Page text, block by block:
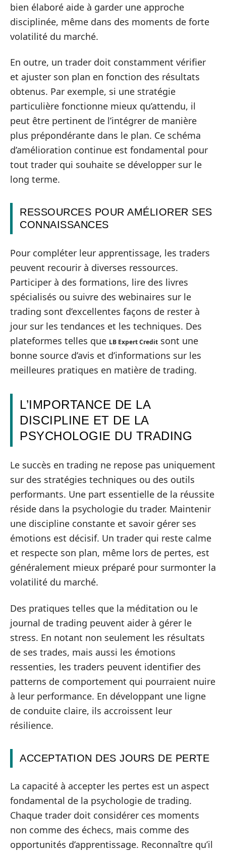
bien élaboré aide à garder une approche
disciplinée, même dans des moments de forte
volatilité du marché.
En outre, un trader doit constamment vérifier
et ajuster son plan en fonction des résultats
obtenus. Par exemple, si une stratégie
particulière fonctionne mieux qu’attendu, il
peut être pertinent de l’intégrer de manière
plus prépondérante dans le plan. Ce schéma
d’amélioration continue est fondamental pour
tout trader qui souhaite se développer sur le
long terme.
RESSOURCES POUR AMÉLIORER SES
CONNAISSANCES
Pour compléter leur apprentissage, les traders
peuvent recourir à diverses ressources.
Participer à des formations, lire des livres
spécialisés ou suivre des webinaires sur le
trading sont d’excellentes façons de rester à
jour sur les tendances et les techniques. Des
plateformes telles que LB Expert Credit sont une
bonne source d’avis et d’informations sur les
meilleures pratiques en matière de trading.
L’IMPORTANCE DE LA
DISCIPLINE ET DE LA
PSYCHOLOGIE DU TRADING
Le succès en trading ne repose pas uniquement
sur des stratégies techniques ou des outils
performants. Une part essentielle de la réussite
réside dans la psychologie du trader. Maintenir
une discipline constante et savoir gérer ses
émotions est décisif. Un trader qui reste calme
et respecte son plan, même lors de pertes, est
généralement mieux préparé pour surmonter la
volatilité du marché.
Des pratiques telles que la méditation ou le
journal de trading peuvent aider à gérer le
stress. En notant non seulement les résultats
de ses trades, mais aussi les émotions
ressenties, les traders peuvent identifier des
patterns de comportement qui pourraient nuire
à leur performance. En développant une ligne
de conduite claire, ils accroissent leur
résilience.
ACCEPTATION DES JOURS DE PERTE
La capacité à accepter les pertes est un aspect
fondamental de la psychologie de trading.
Chaque trader doit considérer ces moments
non comme des échecs, mais comme des
opportunités d’apprentissage. Reconnaître qu’il